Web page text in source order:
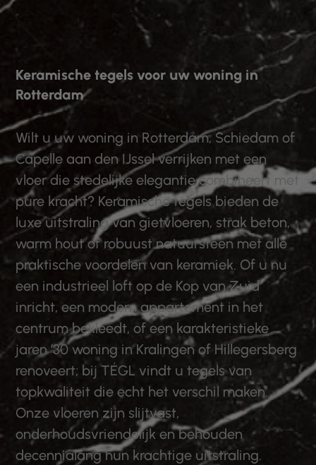
Keramische tegels voor uw woning in
Rotterdam
Wilt u uw woning in Rotterdam, Schiedam of
Capelle aan den IJssel verrijken met een
vloer die stedelijke elegantie combineert met
pure kracht? Keramische tegels bieden de
luxe uitstraling van gietvloeren, strak beton,
warm hout of robuust natuursteen met alle
praktische voordelen van keramiek. Of u nu
een industrieel loft op de Kop van Zuid
inricht, een modern appartement in het
centrum bekleedt, of een karakteristieke
jaren ’30 woning in Kralingen of Hillegersberg
renoveert; bij TÉGL vindt u tegels van
topkwaliteit die echt het verschil maken.
Onze vloeren zijn slijtvast,
onderhoudsvriendelijk en behouden
decennialang hun krachtige uitstraling.